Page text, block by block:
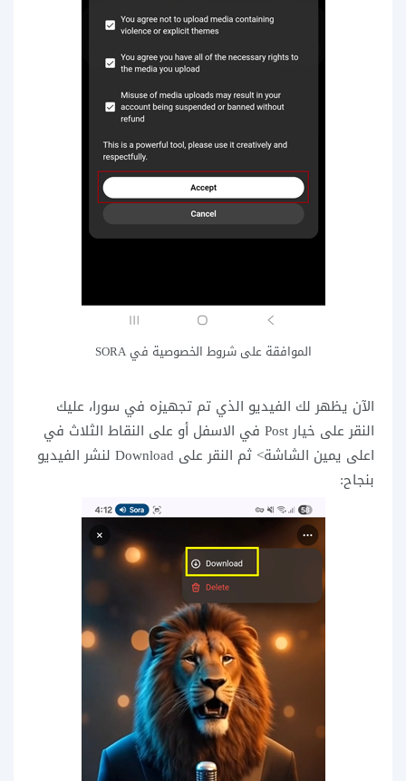
الموافقة على شروط الخصوصية في SORA
الآن يظهر لك الفيديو الذي تم تجهيزه في سورا، عليك
النقر على خيار Post في الاسفل أو على النقاط الثلاث في
اعلى يمين الشاشة> ثم النقر على Download لنشر الفيديو
بنجاح: